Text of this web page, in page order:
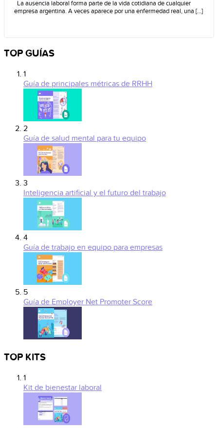
empresa argentina. A veces aparece por una enfermedad real, una [...]
TOP GUÍAS
1
Guía de principales métricas de RRHH
2
Guía de salud mental para tu equipo
3
Inteligencia artificial y el futuro del trabajo
4
Guía de trabajo en equipo para empresas
5
Guía de Employer Net Promoter Score
TOP KITS
1
Kit de bienestar laboral